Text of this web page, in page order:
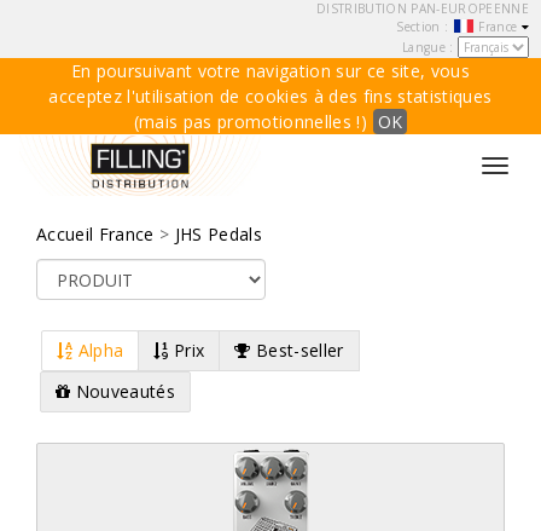
DISTRIBUTION PAN-EUROPEENNE
Section :
France
Langue :
En poursuivant votre navigation sur ce site, vous
acceptez l'utilisation de cookies à des fins statistiques
(mais pas promotionnelles !) OK
Accueil France > JHS Pedals
Alpha Prix
Best-seller
Nouveautés